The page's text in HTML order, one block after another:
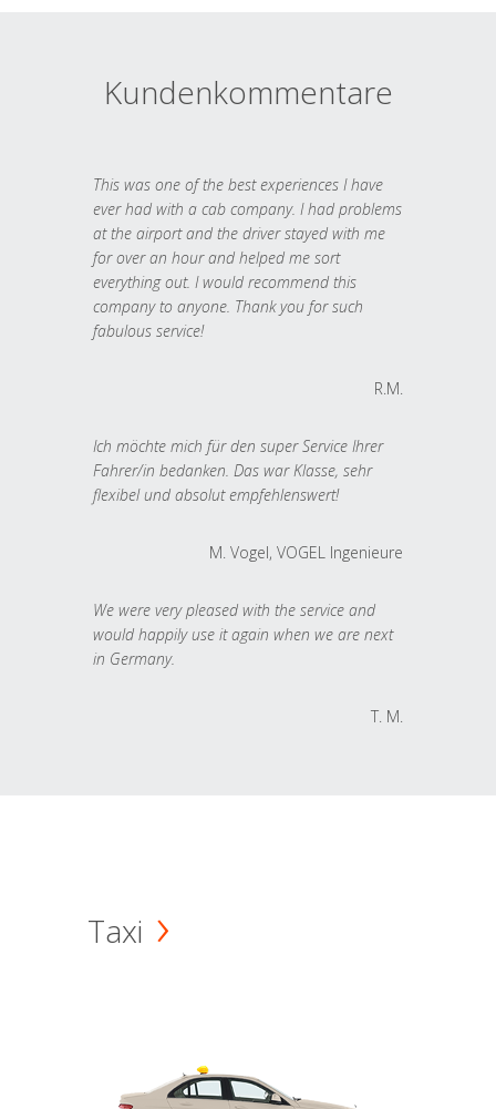
Kundenkommentare
This was one of the best experiences I have
ever had with a cab company. I had problems
at the airport and the driver stayed with me
for over an hour and helped me sort
everything out. I would recommend this
company to anyone. Thank you for such
fabulous service!
R.M.
Ich möchte mich für den super Service Ihrer
Fahrer/in bedanken. Das war Klasse, sehr
flexibel und absolut empfehlenswert!
M. Vogel, VOGEL Ingenieure
We were very pleased with the service and
would happily use it again when we are next
in Germany.
T. M.
Taxi